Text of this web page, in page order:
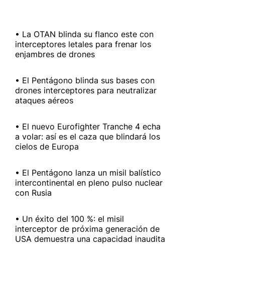
La OTAN blinda su flanco este con
interceptores letales para frenar los
enjambres de drones
El Pentágono blinda sus bases con
drones interceptores para neutralizar
ataques aéreos
El nuevo Eurofighter Tranche 4 echa
a volar: así es el caza que blindará los
cielos de Europa
El Pentágono lanza un misil balístico
intercontinental en pleno pulso nuclear
con Rusia
Un éxito del 100 %: el misil
interceptor de próxima generación de
USA demuestra una capacidad inaudita